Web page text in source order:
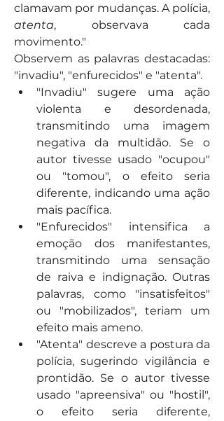
atenta, observava cada
movimento."
Observem as palavras destacadas:
"invadiu", "enfurecidos" e "atenta".
"Invadiu" sugere uma ação
violenta e desordenada,
transmitindo uma imagem
negativa da multidão. Se o
autor tivesse usado "ocupou"
ou "tomou", o efeito seria
diferente, indicando uma ação
mais pacífica.
"Enfurecidos" intensifica a
emoção dos manifestantes,
transmitindo uma sensação
de raiva e indignação. Outras
palavras, como "insatisfeitos"
ou "mobilizados", teriam um
efeito mais ameno.
"Atenta" descreve a postura da
polícia, sugerindo vigilância e
prontidão. Se o autor tivesse
usado "apreensiva" ou "hostil",
o efeito seria diferente,